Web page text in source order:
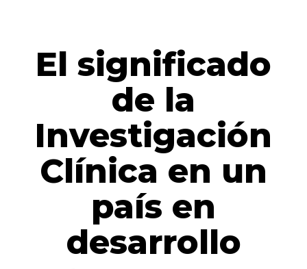
El significado
de la
Investigación
Clínica en un
país en
desarrollo